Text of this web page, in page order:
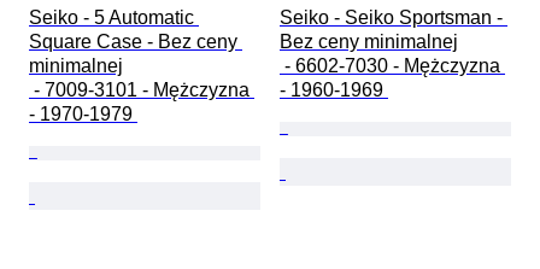
Seiko - 5 Automatic
Square Case - Bez ceny
minimalnej
- 1970-1979
Seiko - Seiko Sportsman -
Bez ceny minimalnej
- 1960-1969